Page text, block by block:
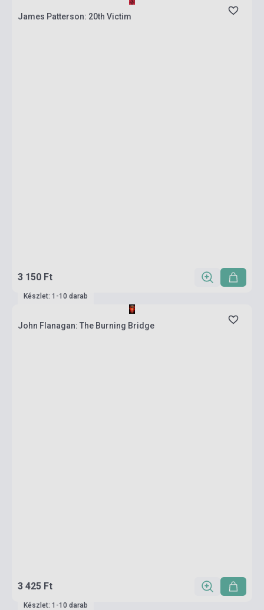
James Patterson: 20th Victim
3 150 Ft
Készlet: 1-10 darab
John Flanagan: The Burning Bridge
3 425 Ft
Készlet: 1-10 darab